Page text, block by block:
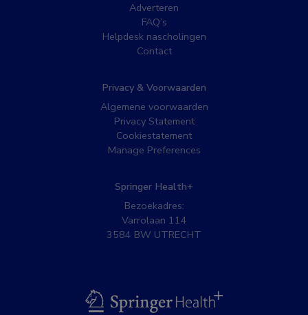
Adverteren
FAQ’s
Helpdesk nascholingen
Contact
Privacy & Voorwaarden
Algemene voorwaarden
Privacy Statement
Cookiestatement
Manage Preferences
Springer Health+
Bezoekadres:
Varrolaan 114
3584 BW UTRECHT
BSL